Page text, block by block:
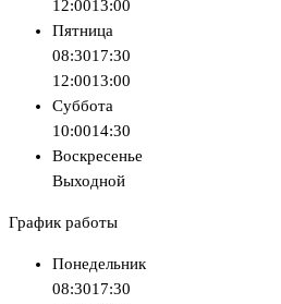
12:0013:00
Пятница
08:3017:30
12:0013:00
Суббота
10:0014:30
Воскресенье
Выходной
График работы
Понедельник
08:3017:30